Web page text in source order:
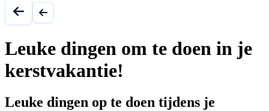
Leuke dingen om te doen in je
kerstvakantie!
Leuke dingen op te doen tijdens je